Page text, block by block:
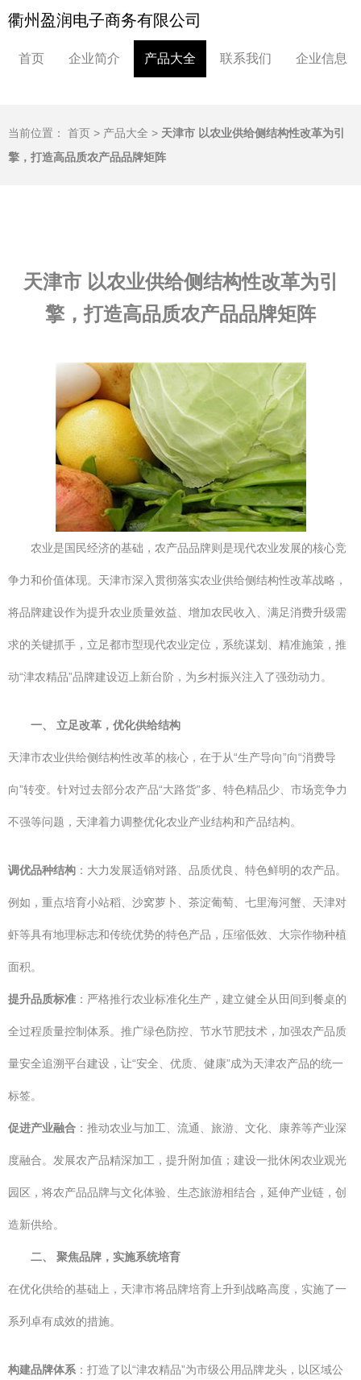
衢州盈润电子商务有限公司
首页 企业简介 产品大全 联系我们 企业信息
当前位置： 首页 > 产品大全 > 天津市 以农业供给侧结构性改革为引
擎，打造高品质农产品品牌矩阵
天津市 以农业供给侧结构性改革为引
擎，打造高品质农产品品牌矩阵
农业是国民经济的基础，农产品品牌则是现代农业发展的核心竞
争力和价值体现。天津市深入贯彻落实农业供给侧结构性改革战略，
将品牌建设作为提升农业质量效益、增加农民收入、满足消费升级需
求的关键抓手，立足都市型现代农业定位，系统谋划、精准施策，推
动“津农精品”品牌建设迈上新台阶，为乡村振兴注入了强劲动力。
一、 立足改革，优化供给结构
天津市农业供给侧结构性改革的核心，在于从“生产导向”向“消费导
向”转变。针对过去部分农产品“大路货”多、特色精品少、市场竞争力
不强等问题，天津着力调整优化农业产业结构和产品结构。
调优品种结构 ：大力发展适销对路、品质优良、特色鲜明的农产品。
例如，重点培育小站稻、沙窝萝卜、茶淀葡萄、七里海河蟹、天津对
虾等具有地理标志和传统优势的特色产品，压缩低效、大宗作物种植
面积。
提升品质标准 ：严格推行农业标准化生产，建立健全从田间到餐桌的
全过程质量控制体系。推广绿色防控、节水节肥技术，加强农产品质
量安全追溯平台建设，让“安全、优质、健康”成为天津农产品的统一
标签。
促进产业融合 ：推动农业与加工、流通、旅游、文化、康养等产业深
度融合。发展农产品精深加工，提升附加值；建设一批休闲农业观光
园区，将农产品品牌与文化体验、生态旅游相结合，延伸产业链，创
造新供给。
二、 聚焦品牌，实施系统培育
在优化供给的基础上，天津市将品牌培育上升到战略高度，实施了一
系列卓有成效的措施。
构建品牌体系 ：打造了以“津农精品”为市级公用品牌龙头，以区域公